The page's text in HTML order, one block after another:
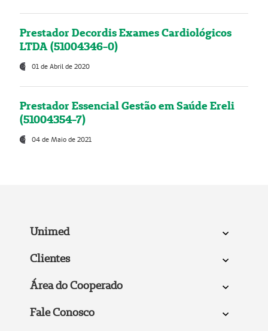
Prestador Decordis Exames Cardiológicos
LTDA (51004346-0)
01 de Abril de 2020
Prestador Essencial Gestão em Saúde Ereli
(51004354-7)
04 de Maio de 2021
Unimed
Clientes
Área do Cooperado
Fale Conosco